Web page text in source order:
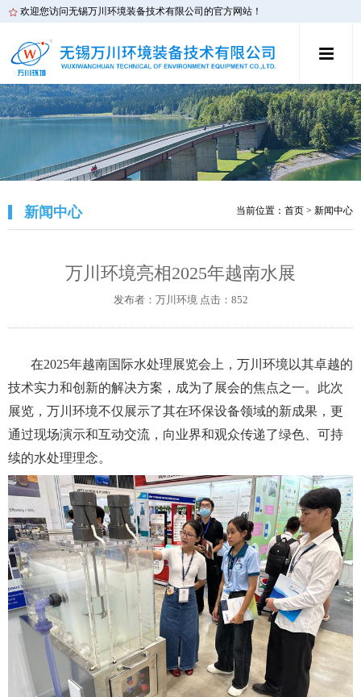
欢迎您访问无锡万川环境装备技术有限公司的官方网站！
新闻中心 当前位置： 首页 > 新闻中心
万川环境亮相2025年越南水展
发布者：万川环境 点击：852
在2025年越南国际水处理展览会上，万川环境以其卓越的
技术实力和创新的解决方案，成为了展会的焦点之一。此次
展览，万川环境不仅展示了其在环保设备领域的新成果，更
通过现场演示和互动交流，向业界和观众传递了绿色、可持
续的水处理理念。